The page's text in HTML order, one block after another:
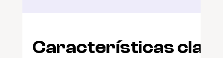
Características